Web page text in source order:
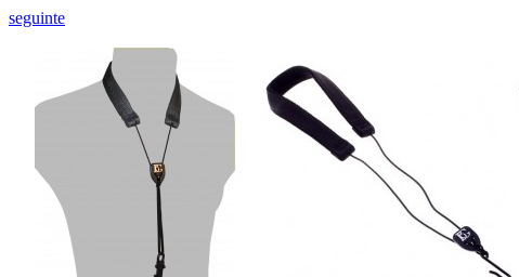
seguinte